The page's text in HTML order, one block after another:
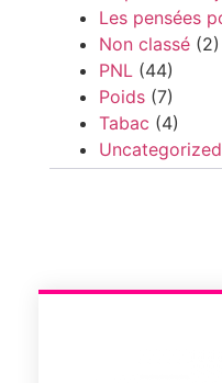
Les pensées
Non classé (2)
PNL (44)
Poids (7)
Tabac (4)
Uncategorized